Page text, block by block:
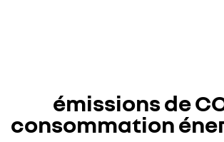
émissions de
consommation